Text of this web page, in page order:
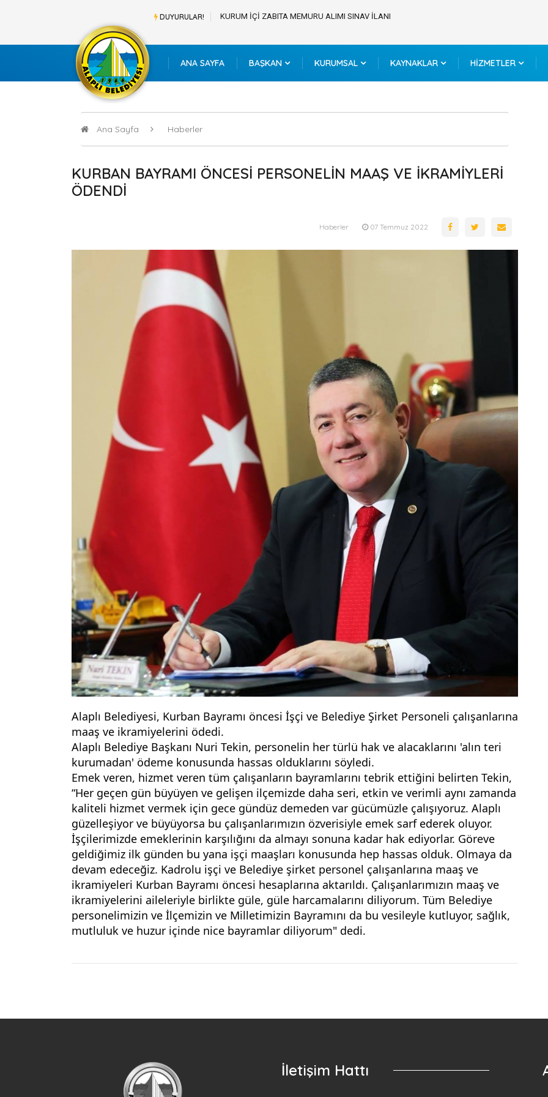
DUYURULAR! KURUM İÇİ ZABITA MEMURU ALIMI SINAV İLANI
ANA SAYFA BAŞKAN KURUMSAL KAYNAKLAR HİZMETLER
Ana Sayfa Haberler
KURBAN BAYRAMI ÖNCESİ PERSONELİN MAAŞ VE İKRAMİYLERİ
ÖDENDİ
Haberler 07 Temmuz 2022
Alaplı Belediyesi, Kurban Bayramı öncesi İşçi ve Belediye Şirket Personeli çalışanlarına
maaş ve ikramiyelerini ödedi.
Alaplı Belediye Başkanı Nuri Tekin, personelin her türlü hak ve alacaklarını 'alın teri
kurumadan' ödeme konusunda hassas olduklarını söyledi.
Emek veren, hizmet veren tüm çalışanların bayramlarını tebrik ettiğini belirten Tekin,
“Her geçen gün büyüyen ve gelişen ilçemizde daha seri, etkin ve verimli aynı zamanda
kaliteli hizmet vermek için gece gündüz demeden var gücümüzle çalışıyoruz. Alaplı
güzelleşiyor ve büyüyorsa bu çalışanlarımızın özverisiyle emek sarf ederek oluyor.
İşçilerimizde emeklerinin karşılığını da almayı sonuna kadar hak ediyorlar. Göreve
geldiğimiz ilk günden bu yana işçi maaşları konusunda hep hassas olduk. Olmaya da
devam edeceğiz. Kadrolu işçi ve Belediye şirket personel çalışanlarına maaş ve
ikramiyeleri Kurban Bayramı öncesi hesaplarına aktarıldı. Çalışanlarımızın maaş ve
ikramiyelerini aileleriyle birlikte güle, güle harcamalarını diliyorum. Tüm Belediye
personelimizin ve İlçemizin ve Milletimizin Bayramını da bu vesileyle kutluyor, sağlık,
mutluluk ve huzur içinde nice bayramlar diliyorum" dedi.
İletişim Hattı